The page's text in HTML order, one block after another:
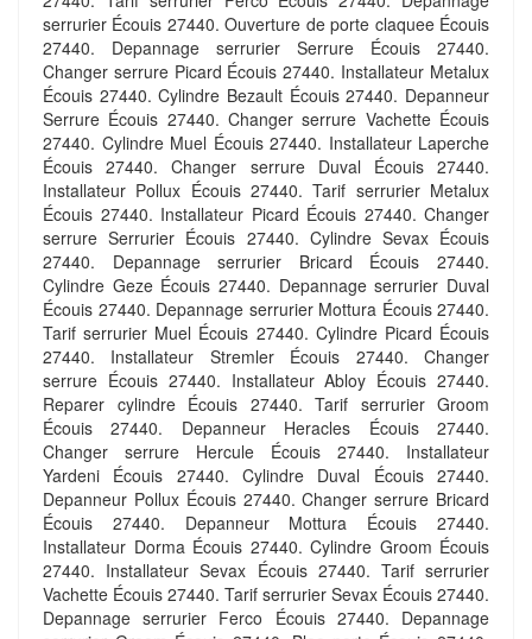
serrurier Écouis 27440. Ouverture de porte claquee Écouis
27440. Depannage serrurier Serrure Écouis 27440.
Changer serrure Picard Écouis 27440. Installateur Metalux
Écouis 27440. Cylindre Bezault Écouis 27440. Depanneur
Serrure Écouis 27440. Changer serrure Vachette Écouis
27440. Cylindre Muel Écouis 27440. Installateur Laperche
Écouis 27440. Changer serrure Duval Écouis 27440.
Installateur Pollux Écouis 27440. Tarif serrurier Metalux
Écouis 27440. Installateur Picard Écouis 27440. Changer
serrure Serrurier Écouis 27440. Cylindre Sevax Écouis
27440. Depannage serrurier Bricard Écouis 27440.
Cylindre Geze Écouis 27440. Depannage serrurier Duval
Écouis 27440. Depannage serrurier Mottura Écouis 27440.
Tarif serrurier Muel Écouis 27440. Cylindre Picard Écouis
27440. Installateur Stremler Écouis 27440. Changer
serrure Écouis 27440. Installateur Abloy Écouis 27440.
Reparer cylindre Écouis 27440. Tarif serrurier Groom
Écouis 27440. Depanneur Heracles Écouis 27440.
Changer serrure Hercule Écouis 27440. Installateur
Yardeni Écouis 27440. Cylindre Duval Écouis 27440.
Depanneur Pollux Écouis 27440. Changer serrure Bricard
Écouis 27440. Depanneur Mottura Écouis 27440.
Installateur Dorma Écouis 27440. Cylindre Groom Écouis
27440. Installateur Sevax Écouis 27440. Tarif serrurier
Vachette Écouis 27440. Tarif serrurier Sevax Écouis 27440.
Depannage serrurier Ferco Écouis 27440. Depannage